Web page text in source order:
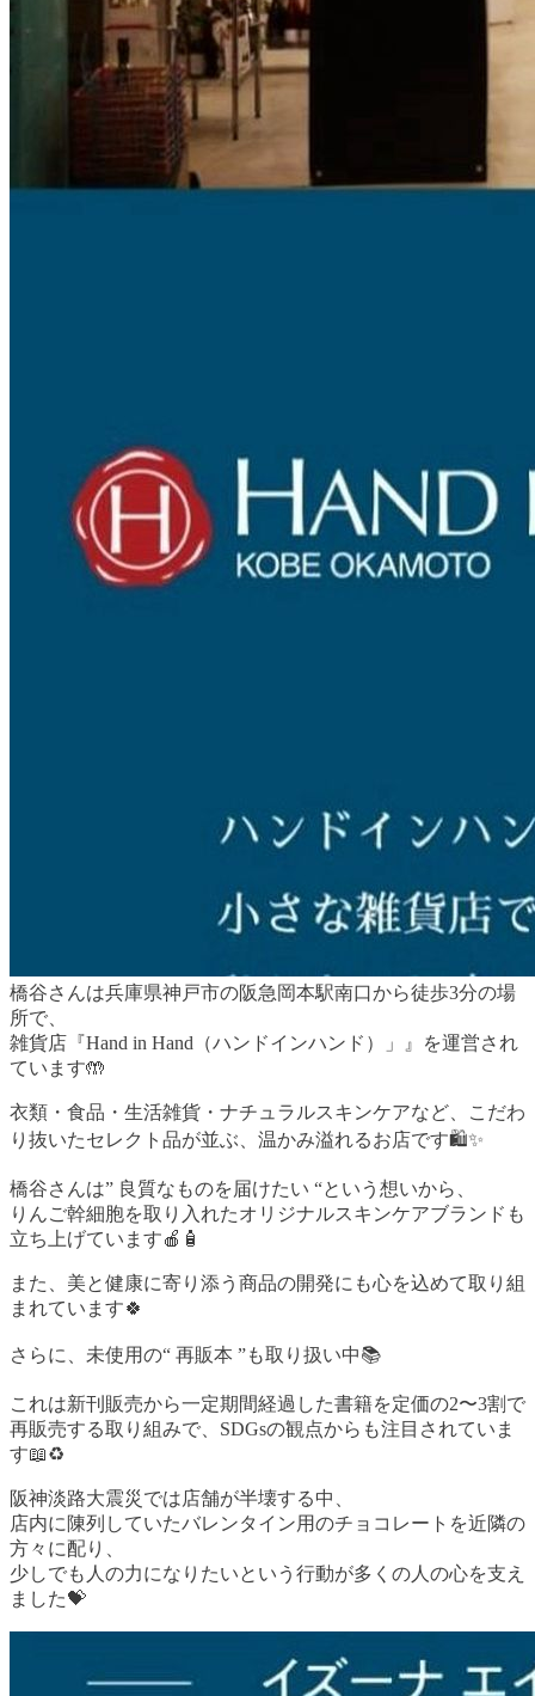
橋谷さんは兵庫県神戸市の阪急岡本駅南口から徒歩3分の場
所で、
雑貨店『Hand in Hand（ハンドインハンド）」』を運営され
ています🤲
衣類・食品・生活雑貨・ナチュラルスキンケアなど、こだわ
り抜いたセレクト品が並ぶ、温かみ溢れるお店です🛍️✨
橋谷さんは” 良質なものを届けたい “という想いから、
りんご幹細胞を取り入れたオリジナルスキンケアブランドも
立ち上げています🍎🧴
また、美と健康に寄り添う商品の開発にも心を込めて取り組
まれています🍀
さらに、未使用の“ 再販本 ”も取り扱い中📚
これは新刊販売から一定期間経過した書籍を定価の2〜3割で
再販売する取り組みで、SDGsの観点からも注目されていま
す📖♻️
阪神淡路大震災では店舗が半壊する中、
店内に陳列していたバレンタイン用のチョコレートを近隣の
方々に配り、
少しでも人の力になりたいという行動が多くの人の心を支え
ました💝